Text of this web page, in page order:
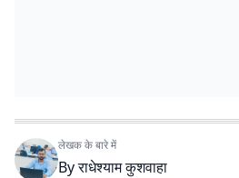
लेखक के बारे में
Byराधेश्याम कुशवाहा